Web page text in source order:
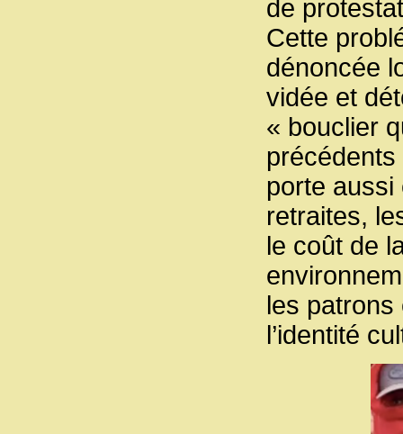
de
Cette
dénoncée
vidée et
« bouclier
porte aussi
retraites,
le coût de
les patrons
l’identité